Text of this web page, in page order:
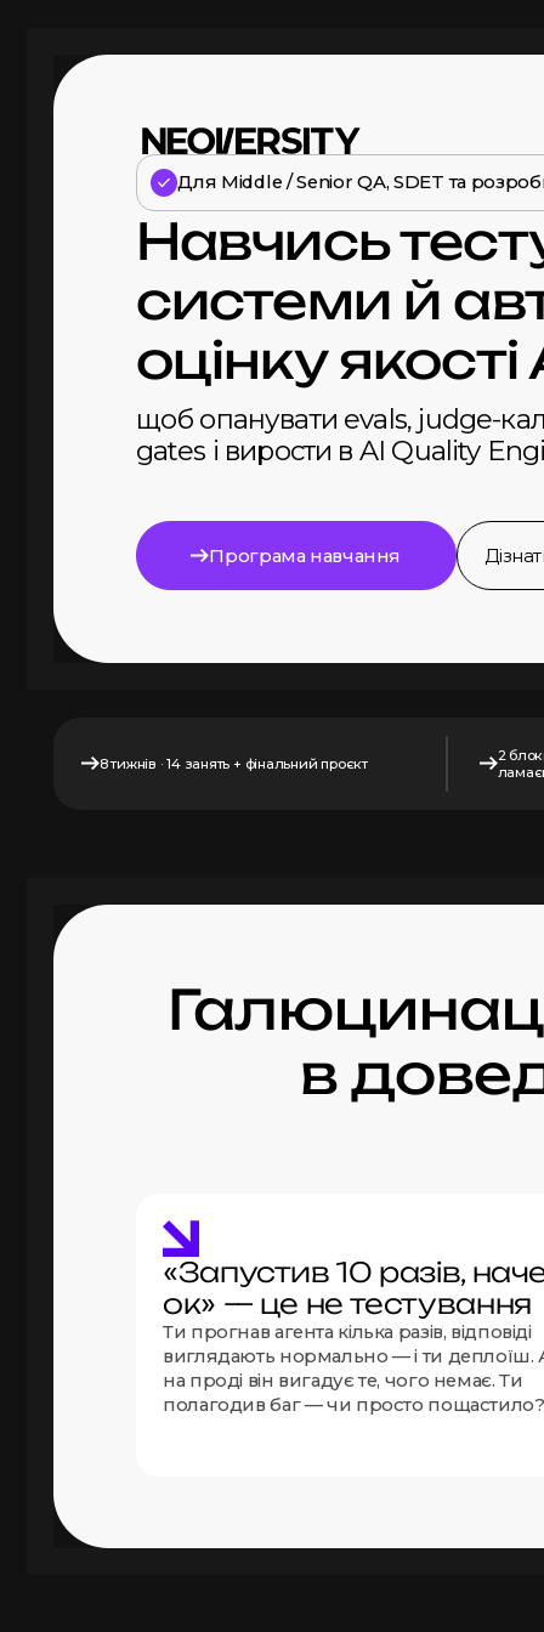
Для Middle / Senior QA, SDET та
Навчись
системи й
оцінку якості
щоб опанувати evals, judge-
gates і вирости в AI Quality
Програма навчання
8 тижнів · 14 занять + фінальний проєкт
2
в
«Запустив 10 разів,
ок» — це не тестування
Ти прогнав агента кілька разів, відповіді
виглядають нормально — і ти деплоїш.
на проді він вигадує те, чого немає. Ти
полагодив баг — чи просто пощастило?